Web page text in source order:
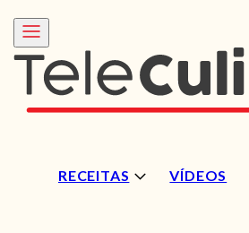
RECEITAS VÍDEOS